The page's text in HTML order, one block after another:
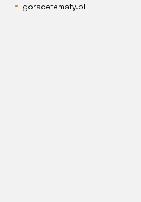
goracetematy.pl